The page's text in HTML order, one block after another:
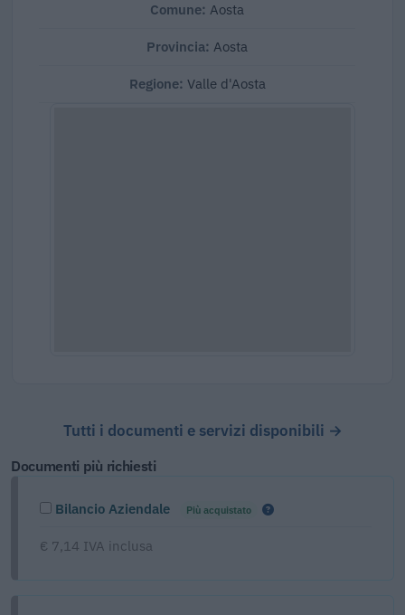
Comune: Aosta
Provincia: Aosta
Regione: Valle d'Aosta
Tutti i documenti e servizi disponibili →
Documenti più richiesti
Bilancio Aziendale Più acquistato
€ 7,14 IVA inclusa